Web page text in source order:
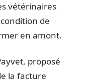
vétérinaires
de
en amont.
proposé
la facture